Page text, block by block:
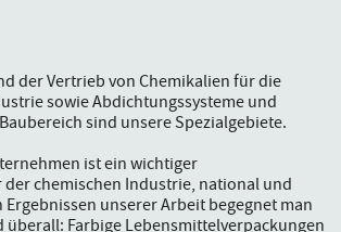
der Vertrieb von Chemikalien für die
sowie Abdichtungssysteme und
sind unsere Spezialgebiete.
ist ein wichtiger
chemischen Industrie, national und
unserer Arbeit begegnet man
überall: Farbige Lebensmittelverpackungen